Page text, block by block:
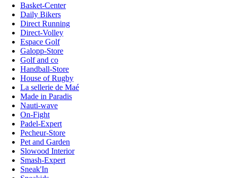
Basket-Center
Daily Bikers
Direct Running
Direct-Volley
Espace Golf
Galopp-Store
Golf and co
Handball-Store
House of Rugby
La sellerie de Maé
Made in Paradis
Nauti-wave
On-Fight
Padel-Expert
Pecheur-Store
Pet and Garden
Slowood Interior
Smash-Expert
Sneak'In